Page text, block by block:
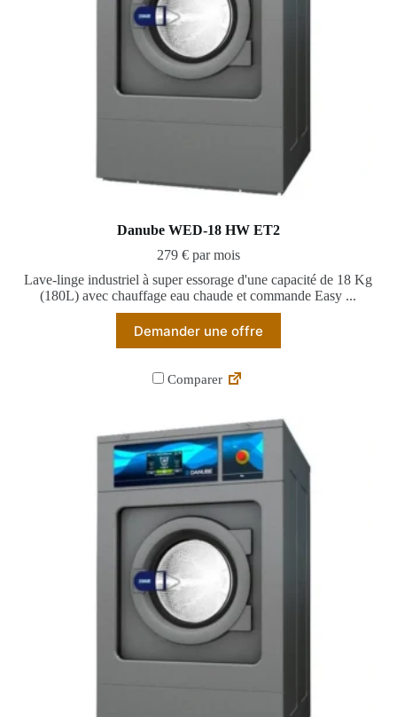
Danube WED-18 HW ET2
279 € par mois
Lave-linge industriel à super essorage d'une capacité de 18 Kg
(180L) avec chauffage eau chaude et commande Easy ...
Demander une offre
Comparer